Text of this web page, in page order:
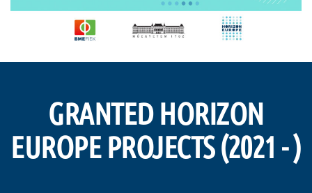
GRANTED HORIZON
EUROPE PROJECTS (2021 - )